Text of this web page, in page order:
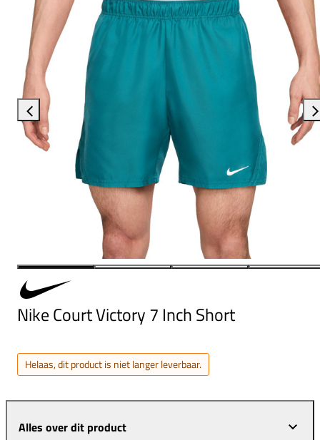
Nike Court Victory 7 Inch Short
Helaas, dit product is niet langer leverbaar.
Alles over dit product